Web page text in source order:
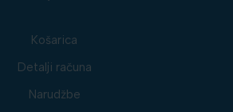
Košarica
Detalji računa
Narudžbe